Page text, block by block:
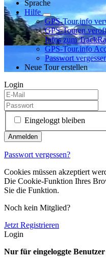
Sprache
Hilfe
GPS-Tour.info
GPS-Touren
Infos zum
GPS-Tour.info
Passwort
Neue Tour erstellen
Login
Eingeloggt bleiben
Passwort vergessen?
Cookies müssen akzeptiert
Die Cookie-Funktion Ihres
Sie die Funktion.
Noch kein Mitglied?
Jetzt Registrieren
Login
Nur für eingeloggte